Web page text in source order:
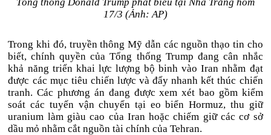
17/3 (Ảnh: AP)
Trong khi đó, truyền thông Mỹ dẫn các nguồn thạo tin cho
biết, chính quyền của Tổng thống Trump đang cân nhắc
khả năng triển khai lực lượng bộ binh vào Iran nhằm đạt
được các mục tiêu chiến lược và đẩy nhanh kết thúc chiến
tranh. Các phương án đang được xem xét bao gồm kiểm
soát các tuyến vận chuyển tại eo biển Hormuz, thu giữ
uranium làm giàu cao của Iran hoặc chiếm giữ các cơ sở
dầu mỏ nhằm cắt nguồn tài chính của Tehran.